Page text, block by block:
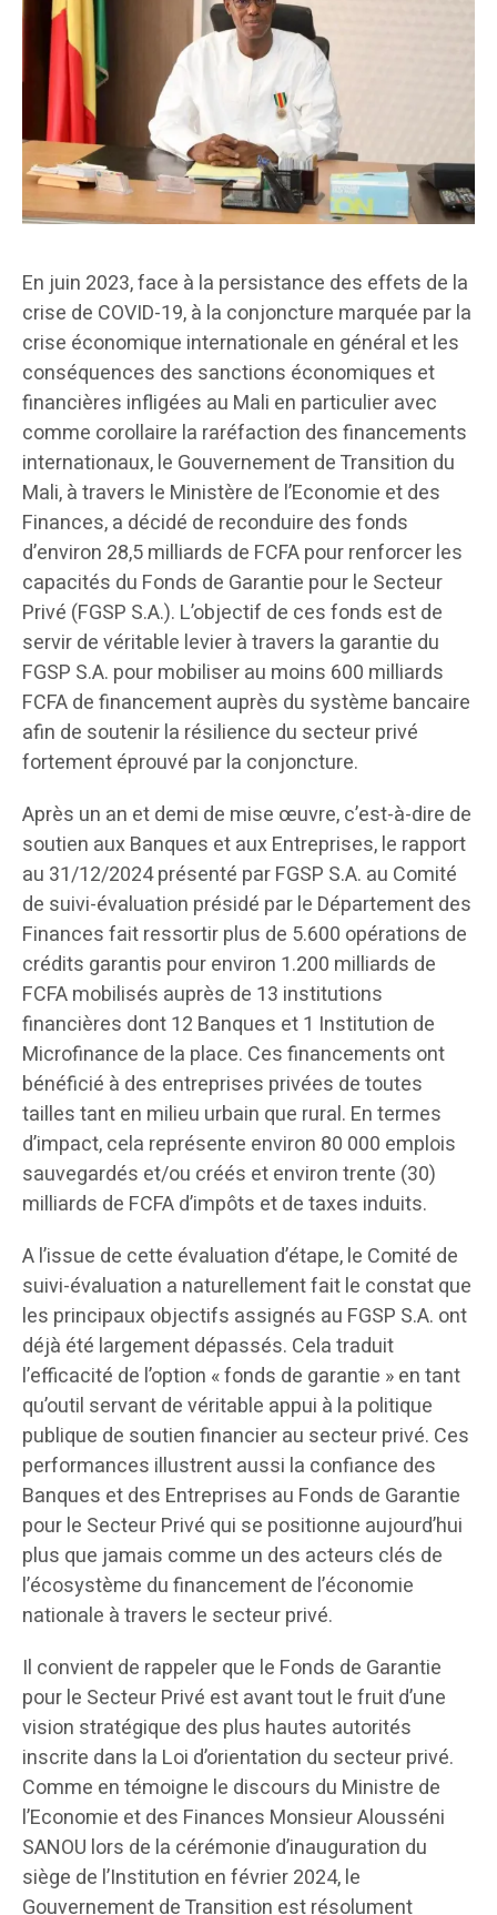
En juin 2023, face à la persistance des effets de la
crise de COVID-19, à la conjoncture marquée par la
crise économique internationale en général et les
conséquences des sanctions économiques et
financières infligées au Mali en particulier avec
comme corollaire la raréfaction des financements
internationaux, le Gouvernement de Transition du
Mali, à travers le Ministère de l’Economie et des
Finances, a décidé de reconduire des fonds
d’environ 28,5 milliards de FCFA pour renforcer les
capacités du Fonds de Garantie pour le Secteur
Privé (FGSP S.A.). L’objectif de ces fonds est de
servir de véritable levier à travers la garantie du
FGSP S.A. pour mobiliser au moins 600 milliards
FCFA de financement auprès du système bancaire
afin de soutenir la résilience du secteur privé
fortement éprouvé par la conjoncture.
Après un an et demi de mise œuvre, c’est-à-dire de
soutien aux Banques et aux Entreprises, le rapport
au 31/12/2024 présenté par FGSP S.A. au Comité
de suivi-évaluation présidé par le Département des
Finances fait ressortir plus de 5.600 opérations de
crédits garantis pour environ 1.200 milliards de
FCFA mobilisés auprès de 13 institutions
financières dont 12 Banques et 1 Institution de
Microfinance de la place. Ces financements ont
bénéficié à des entreprises privées de toutes
tailles tant en milieu urbain que rural. En termes
d’impact, cela représente environ 80 000 emplois
sauvegardés et/ou créés et environ trente (30)
milliards de FCFA d’impôts et de taxes induits.
A l’issue de cette évaluation d’étape, le Comité de
suivi-évaluation a naturellement fait le constat que
les principaux objectifs assignés au FGSP S.A. ont
déjà été largement dépassés. Cela traduit
l’efficacité de l’option « fonds de garantie » en tant
qu’outil servant de véritable appui à la politique
publique de soutien financier au secteur privé. Ces
performances illustrent aussi la confiance des
Banques et des Entreprises au Fonds de Garantie
pour le Secteur Privé qui se positionne aujourd’hui
plus que jamais comme un des acteurs clés de
l’écosystème du financement de l’économie
nationale à travers le secteur privé.
Il convient de rappeler que le Fonds de Garantie
pour le Secteur Privé est avant tout le fruit d’une
vision stratégique des plus hautes autorités
inscrite dans la Loi d’orientation du secteur privé.
Comme en témoigne le discours du Ministre de
l’Economie et des Finances Monsieur Alousséni
SANOU lors de la cérémonie d’inauguration du
siège de l’Institution en février 2024, le
Gouvernement de Transition est résolument